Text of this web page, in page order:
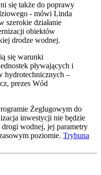
się także do poprawy
- mówi Linda
szerokie działanie
obiektów
drodze wodnej.
się warunki
pływających i
hydrotechnicznych –
prezes Wód
Żeglugowym do
inwestycji nie będzie
wodnej, jej parametry
poziomie. Trybuna